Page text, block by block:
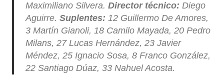
Maximiliano Silvera. Director técnico: Diego
Aguirre. Suplentes: 12 Guillermo De Amores,
3 Martín Gianoli, 18 Camilo Mayada, 20 Pedro
Milans, 27 Lucas Hernández, 23 Javier
Méndez, 25 Ignacio Sosa, 8 Franco González,
22 Santiago Dúaz, 33 Nahuel Acosta.